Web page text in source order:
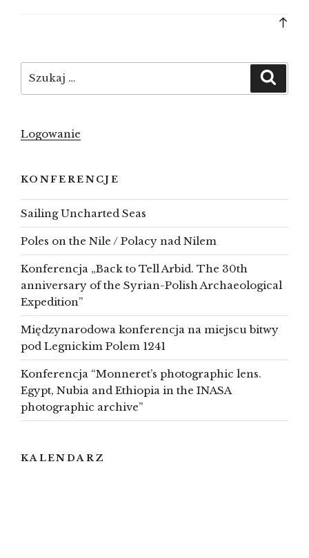
Logowanie
KONFERENCJE
Sailing Uncharted Seas
Poles on the Nile / Polacy nad Nilem
Konferencja „Back to Tell Arbid. The 30th
anniversary of the Syrian-Polish Archaeological
Expedition”
Międzynarodowa konferencja na miejscu bitwy
pod Legnickim Polem 1241
Konferencja “Monneret’s photographic lens.
Egypt, Nubia and Ethiopia in the INASA
photographic archive”
KALENDARZ